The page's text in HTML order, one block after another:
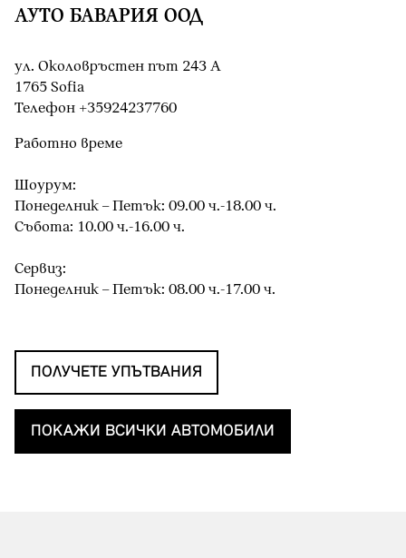
АУТО БАВАРИЯ ООД
ул. Околовръстен път 243 А
1765 Sofia
Teлефон +35924237760
Работно време
Шоурум:
Понеделник – Петък: 09.00 ч.-18.00 ч.
Събота: 10.00 ч.-16.00 ч.
Сервиз:
Понеделник – Петък: 08.00 ч.-17.00 ч.
ПОЛУЧЕТЕ УПЪТВАНИЯ
ПОКАЖИ ВСИЧКИ АВТОМОБИЛИ